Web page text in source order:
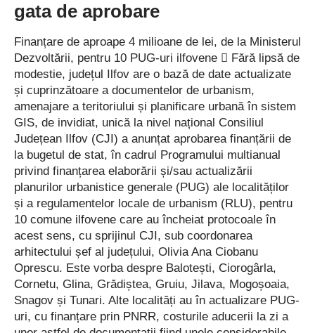
gata de aprobare
Finanțare de aproape 4 milioane de lei, de la Ministerul
Dezvoltării, pentru 10 PUG-uri ilfovene  Fără lipsă de
modestie, județul Ilfov are o bază de date actualizate
și cuprinzătoare a documentelor de ­urbanism,
amenajare a teritoriului și planificare urbană în sistem
GIS, de invidiat, unică la nivel național Consiliul
Județean Ilfov (CJI) a anunțat aprobarea finanțării de
la bugetul de stat, în cadrul Programului multianual
privind finanțarea elaborării și/sau actualizării
planurilor urbanistice generale (PUG) ale localităților
și a regulamentelor locale de urbanism (RLU), pentru
10 comune ilfovene care au încheiat protocoale în
acest sens, cu sprijinul CJI, sub coordonarea
arhitectului șef al județului, Olivia Ana Ciobanu
Oprescu. Este vorba despre Balotești, Ciorogârla,
Cornetu, Glina, Grădiștea, Gruiu, Jilava, Mogoșoaia,
Snagov și Tunari. Alte localități au în actualizare PUG-
uri, cu finanțare prin PNRR, costurile aducerii la zi a